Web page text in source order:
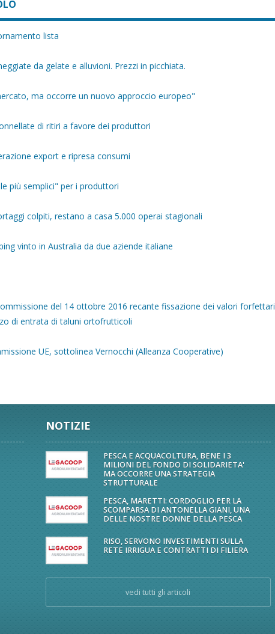
lista
da gelate e alluvioni. Prezzi in picchiata.
ma occorre un nuovo approccio europeo"
di ritiri a favore dei produttori
export e ripresa consumi
più semplici" per i produttori
colpiti, restano a casa 5.000 operai stagionali
vinto in Australia da due aziende italiane
del 14 ottobre 2016 recante fissazione dei valori forfettari
di entrata di taluni ortofrutticoli
UE, sottolinea Vernocchi (Alleanza Cooperative)
NOTIZIE
PESCA E ACQUACOLTURA, BENE I 3
MILIONI DEL FONDO DI SOLIDARIETA'
MA OCCORRE UNA STRATEGIA
STRUTTURALE
PESCA, MARETTI: CORDOGLIO PER LA
SCOMPARSA DI ANTONELLA GIANI, UNA
DELLE NOSTRE DONNE DELLA PESCA
RISO, SERVONO INVESTIMENTI SULLA
RETE IRRIGUA E CONTRATTI DI FILIERA
vedi tutti gli articoli